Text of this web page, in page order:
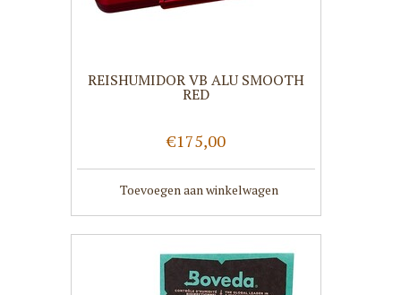
REISHUMIDOR VB ALU SMOOTH
RED
€175,00
Toevoegen aan winkelwagen